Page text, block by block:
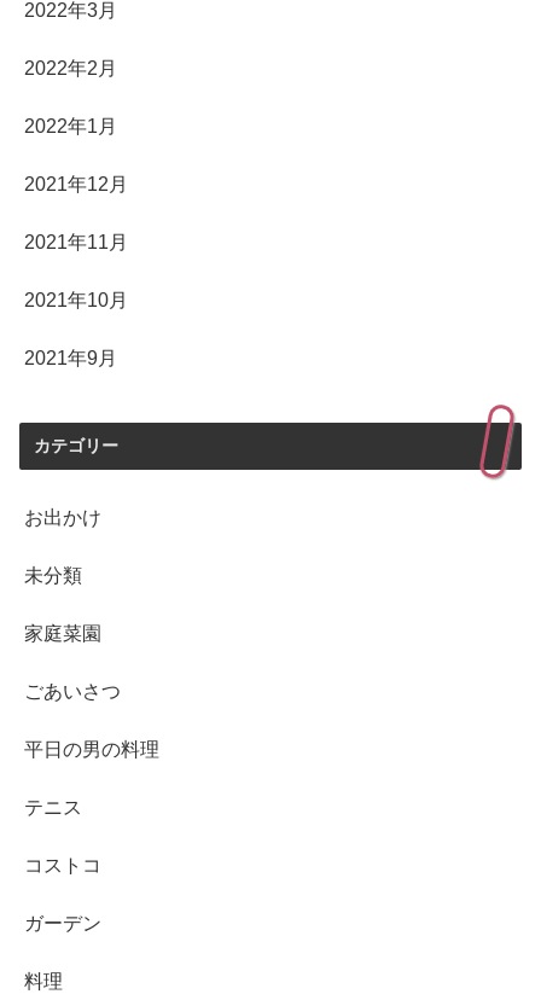
2022年3月
2022年2月
2022年1月
2021年12月
2021年11月
2021年10月
2021年9月
カテゴリー
お出かけ
未分類
家庭菜園
ごあいさつ
平日の男の料理
テニス
コストコ
ガーデン
料理